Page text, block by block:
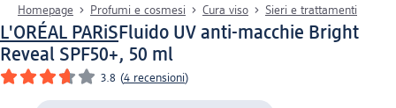
Homepage Profumi e cosmesi Cura viso Sieri e trattamenti
L'ORÉAL PARiSFluido UV anti-macchie Bright
Reveal SPF50+, 50 ml
3.8 (4 recensioni)